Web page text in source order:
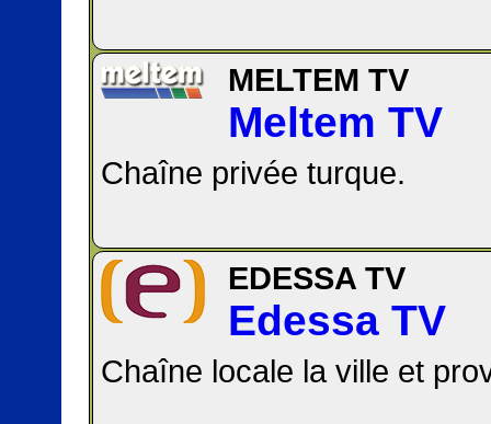
MELTEM TV
Meltem TV
Chaîne privée turque.
EDESSA TV
Edessa TV
Chaîne locale la ville et